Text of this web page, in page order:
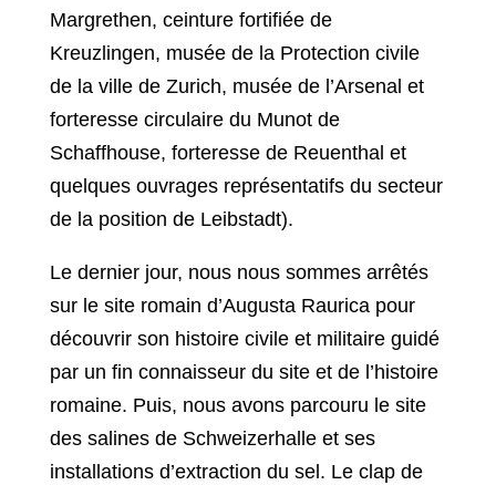
Margrethen, ceinture fortifiée de
Kreuzlingen, musée de la Protection civile
de la ville de Zurich, musée de l’Arsenal et
forteresse circulaire du Munot de
Schaffhouse, forteresse de Reuenthal et
quelques ouvrages représentatifs du secteur
de la position de Leibstadt).
Le dernier jour, nous nous sommes arrêtés
sur le site romain d’Augusta Raurica pour
découvrir son histoire civile et militaire guidé
par un fin connaisseur du site et de l’histoire
romaine. Puis, nous avons parcouru le site
des salines de Schweizerhalle et ses
installations d’extraction du sel. Le clap de